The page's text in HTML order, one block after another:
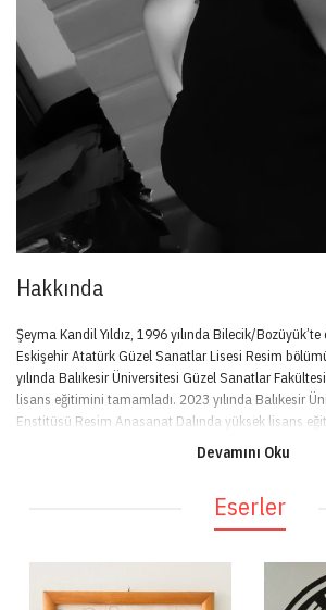
Hakkında
Devamını Oku
Şeyma Kandil Yıldız, 1996 yılında Bilecik/
Eskişehir Atatürk Güzel Sanatlar Lisesi Resim
yılında Balıkesir Üniversitesi Güzel Sanatlar
lisans eğitimini tamamladı. 2023 yılında Balıkesir
Enstitüsü Resim Anasanat Dalında yüksek lisans
Çalışma hayatına Balıkesir’de resim öğretmenliği
katıldı. 2024 yılında Baselected’e katıldı.
hafıza üzerine düşünen, duygusal yoğunluğu yüksek
açık bir anlayışa sahip olarak tanımlanabilir. Eserler,
Eserler